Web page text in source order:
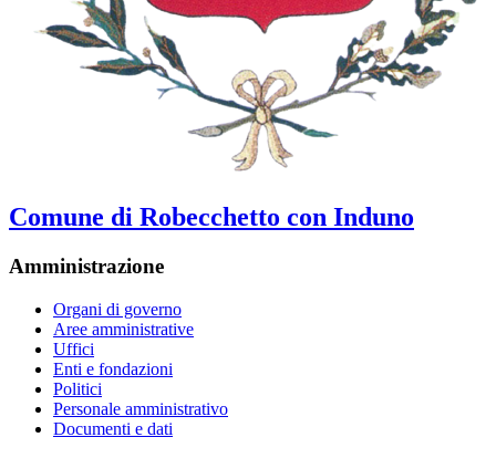
Comune di Robecchetto con Induno
Amministrazione
Organi di governo
Aree amministrative
Uffici
Enti e fondazioni
Politici
Personale amministrativo
Documenti e dati